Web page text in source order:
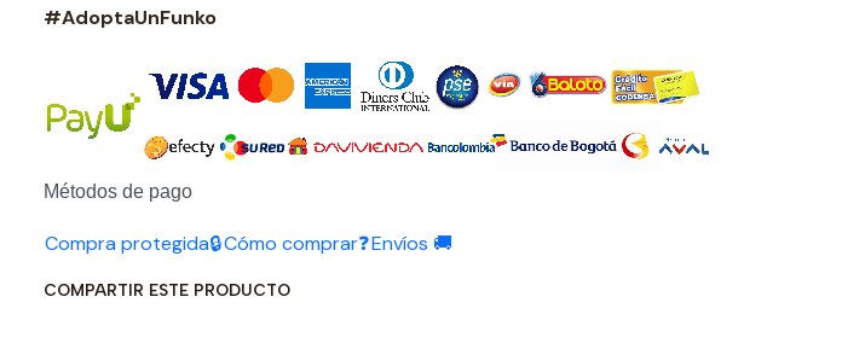
#AdoptaUnFunko
Métodos de pago
Compra protegida🔒Cómo comprar❓Envíos 🚚
COMPARTIR ESTE PRODUCTO